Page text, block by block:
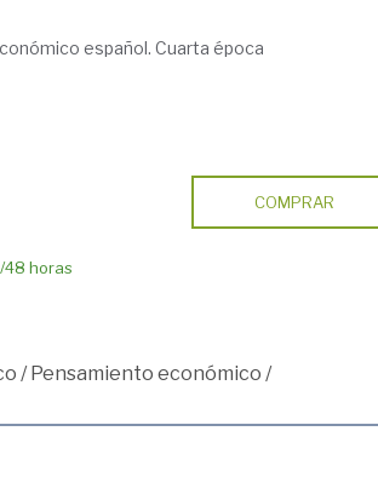
español. Cuarta época
48 horas
COMPRAR
/Pensamiento económico /